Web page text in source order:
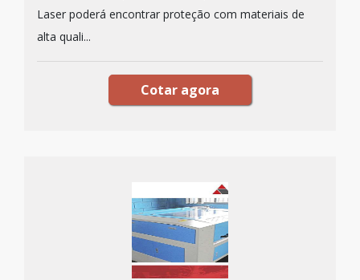
Laser poderá encontrar proteção com materiais de
alta quali...
Cotar agora